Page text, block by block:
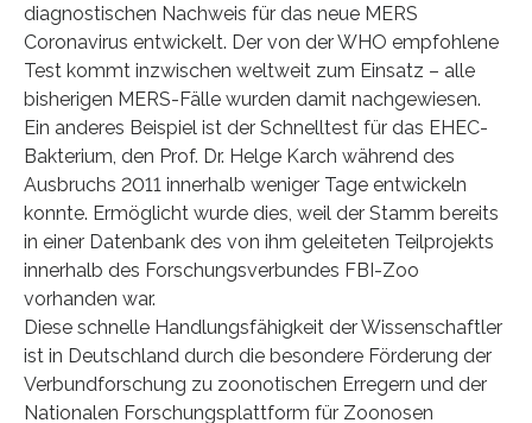
diagnostischen Nachweis für das neue MERS
Coronavirus entwickelt. Der von der WHO empfohlene
Test kommt inzwischen weltweit zum Einsatz – alle
bisherigen MERS-Fälle wurden damit nachgewiesen.
Ein anderes Beispiel ist der Schnelltest für das EHEC-
Bakterium, den Prof. Dr. Helge Karch während des
Ausbruchs 2011 innerhalb weniger Tage entwickeln
konnte. Ermöglicht wurde dies, weil der Stamm bereits
in einer Datenbank des von ihm geleiteten Teilprojekts
innerhalb des Forschungsverbundes FBI-Zoo
vorhanden war.
Diese schnelle Handlungsfähigkeit der Wissenschaftler
ist in Deutschland durch die besondere Förderung der
Verbundforschung zu zoonotischen Erregern und der
Nationalen Forschungsplattform für Zoonosen